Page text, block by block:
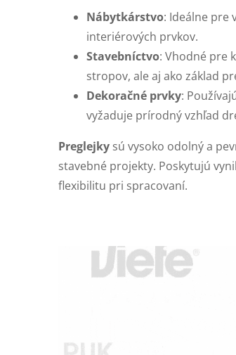
Nábytkárstvo: Ideálne pre
interiérových prvkov.
Stavebníctvo: Vhodné pre
stropov, ale aj ako základ
Dekoračné prvky:
vyžaduje prírodný vzhľad
Preglejky sú vysoko odolný a
stavebné projekty. Poskytujú
flexibilitu pri spracovaní.